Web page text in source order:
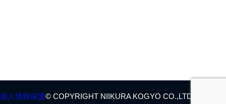
個人情報保護© COPYRIGHT NIIKURA KOGYO CO.,LTD. ALL